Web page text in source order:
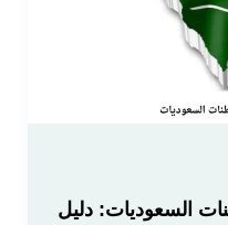
السعوديات: دليل